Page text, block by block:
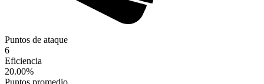
Puntos de ataque
6
Eficiencia
20.00%